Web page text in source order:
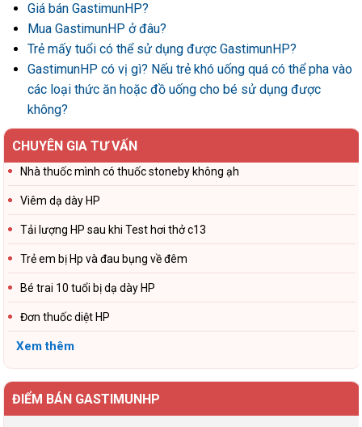
Giá bán GastimunHP?
Mua GastimunHP ở đâu?
Trẻ mấy tuổi có thể sử dụng được GastimunHP?
GastimunHP có vị gì? Nếu trẻ khó uống quá có thể pha vào
các loại thức ăn hoặc đồ uống cho bé sử dụng được
không?
CHUYÊN GIA TƯ VẤN
Nhà thuốc mình có thuốc stoneby không ạh
Viêm dạ dày HP
Tải lượng HP sau khi Test hơi thở c13
Trẻ em bị Hp và đau bụng về đêm
Bé trai 10 tuổi bị dạ dày HP
Đơn thuốc diệt HP
Xem thêm
ĐIỂM BÁN GASTIMUNHP